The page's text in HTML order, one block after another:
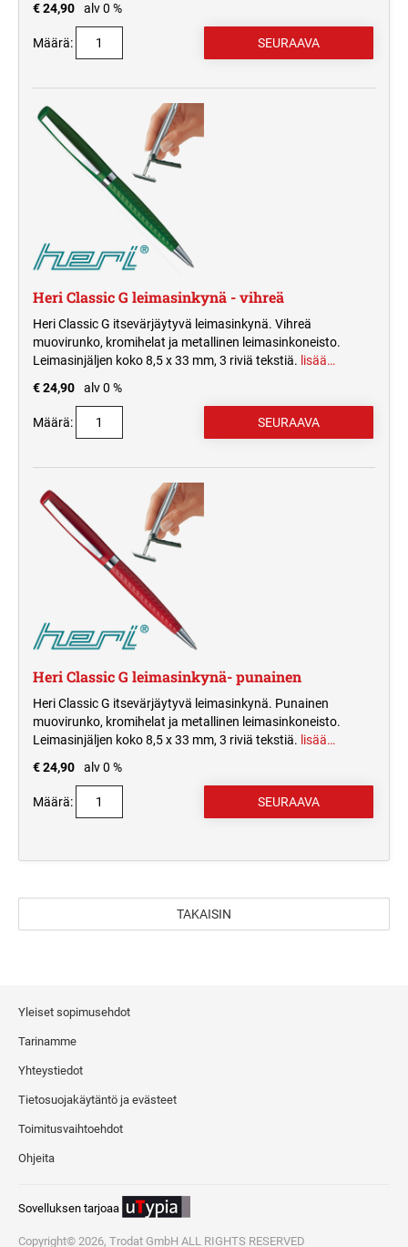
€ 24,90
alv 0 %
Määrä:
Heri Classic G leimasinkynä - vihreä
Heri Classic G itsevärjäytyvä leimasinkynä. Vihreä
muovirunko, kromihelat ja metallinen leimasinkoneisto.
Leimasinjäljen koko 8,5 x 33 mm, 3 riviä tekstiä. lisää…
€ 24,90
alv 0 %
Määrä:
Heri Classic G leimasinkynä- punainen
Heri Classic G itsevärjäytyvä leimasinkynä. Punainen
muovirunko, kromihelat ja metallinen leimasinkoneisto.
Leimasinjäljen koko 8,5 x 33 mm, 3 riviä tekstiä. lisää…
€ 24,90
alv 0 %
Määrä:
TAKAISIN
Yleiset sopimusehdot
Tarinamme
Yhteystiedot
Tietosuojakäytäntö ja evästeet
Toimitusvaihtoehdot
Ohjeita
Sovelluksen tarjoaa
Copyright© 2026, Trodat GmbH ALL RIGHTS RESERVED